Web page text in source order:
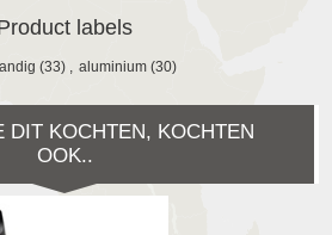
labels
(33) aluminium (30)
DIT KOCHTEN, KOCHTEN
OOK..